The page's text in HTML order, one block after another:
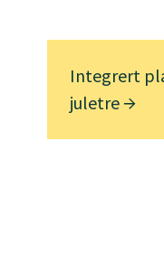
Integrert
juletre